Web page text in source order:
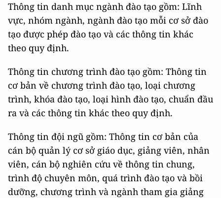
Thông tin danh mục ngành đào tạo gồm: Lĩnh
vực, nhóm ngành, ngành đào tạo mỗi cơ sở đào
tạo được phép đào tạo và các thông tin khác
theo quy định.
Thông tin chương trình đào tạo gồm: Thông tin
cơ bản về chương trình đào tạo, loại chương
trình, khóa đào tạo, loại hình đào tạo, chuẩn đầu
ra và các thông tin khác theo quy định.
Thông tin đội ngũ gồm: Thông tin cơ bản của
cán bộ quản lý cơ sở giáo dục, giảng viên, nhân
viên, cán bộ nghiên cứu về thông tin chung,
trình độ chuyên môn, quá trình đào tạo và bồi
dưỡng, chương trình và ngành tham gia giảng